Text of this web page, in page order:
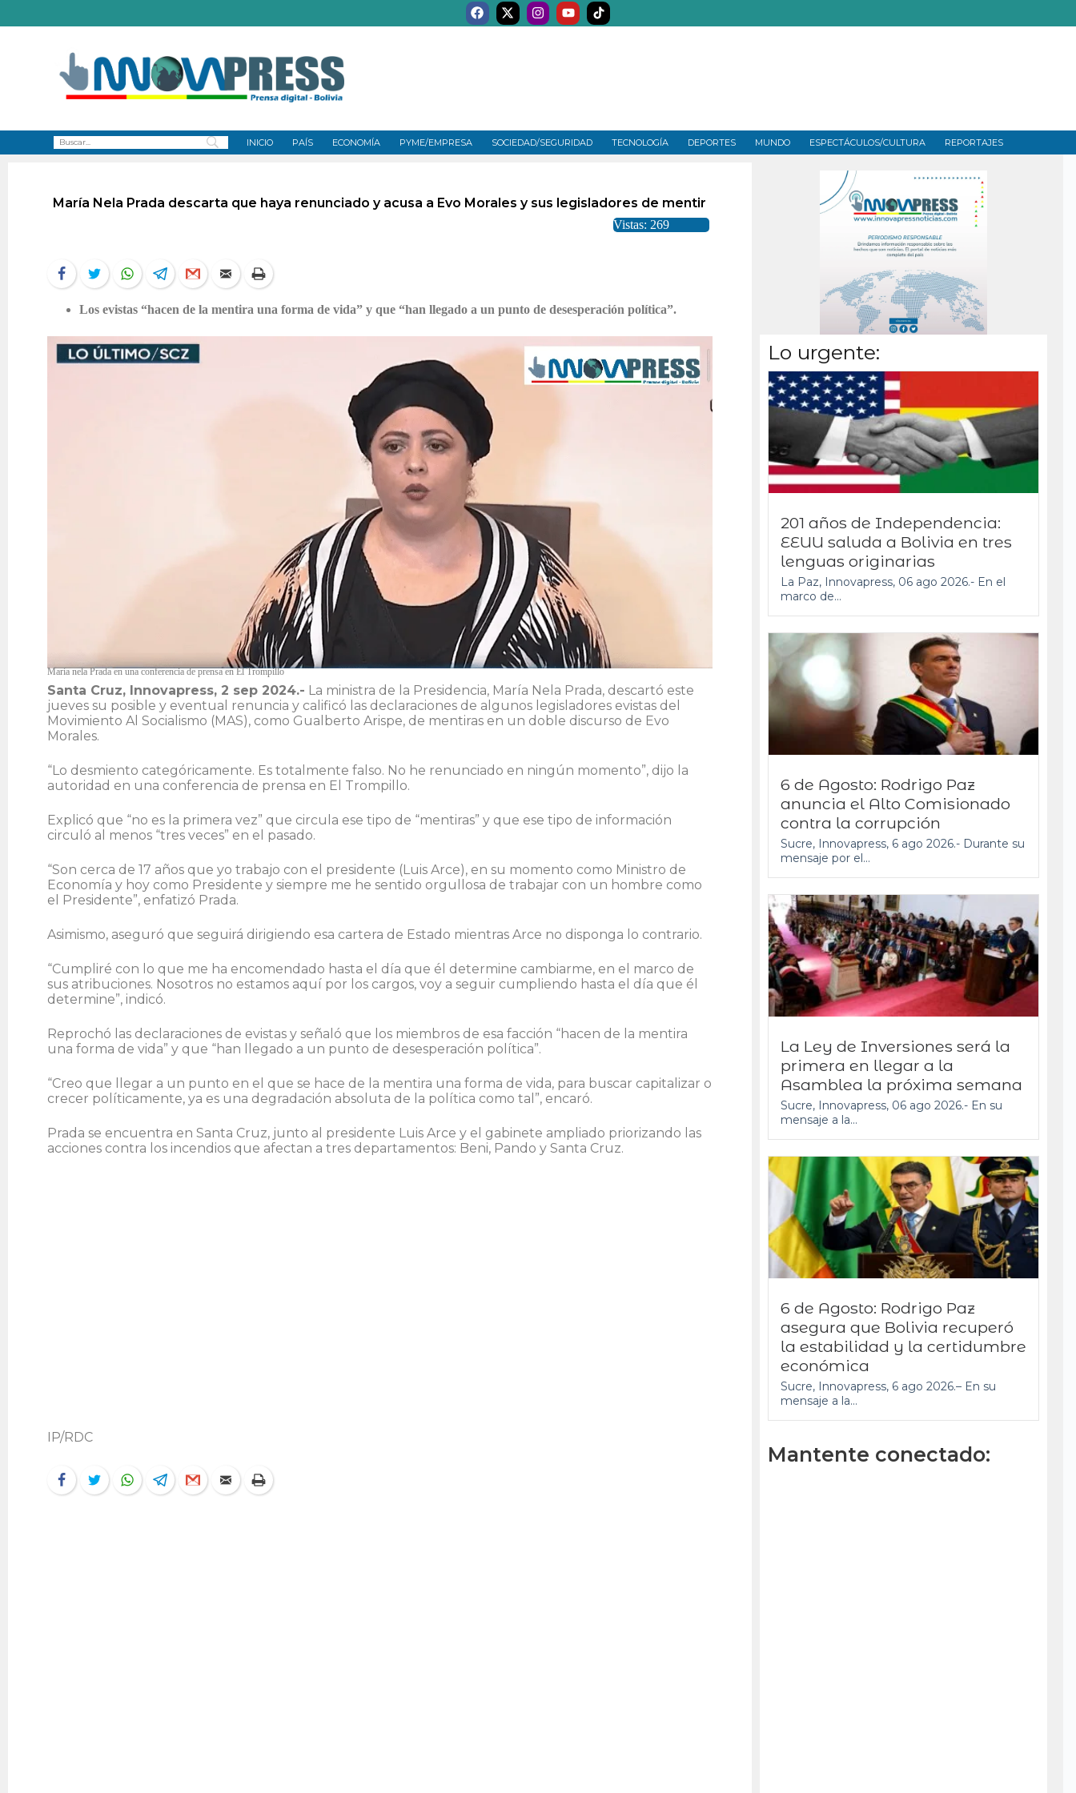
INICIO PAÍS ECONOMÍA PYME/EMPRESA SOCIEDAD/SEGURIDAD TECNOLOGÍA DEPORTES MUNDO ESPECTÁCULOS/CULTURA REPORTAJES
María Nela Prada descarta que haya renunciado y acusa a Evo Morales y sus legisladores de mentir
Vistas: 269
Los evistas “hacen de la mentira una forma de vida” y que “han llegado a un punto de desesperación política”.
María nela Prada en una conferencia de prensa en El Trompillo
Santa Cruz, Innovapress, 2 sep 2024.- La ministra de la Presidencia, María Nela Prada, descartó este
jueves su posible y eventual renuncia y calificó las declaraciones de algunos legisladores evistas del
Movimiento Al Socialismo (MAS), como Gualberto Arispe, de mentiras en un doble discurso de Evo
Morales.
“Lo desmiento categóricamente. Es totalmente falso. No he renunciado en ningún momento”, dijo la
autoridad en una conferencia de prensa en El Trompillo.
Explicó que “no es la primera vez” que circula ese tipo de “mentiras” y que ese tipo de información
circuló al menos “tres veces” en el pasado.
“Son cerca de 17 años que yo trabajo con el presidente (Luis Arce), en su momento como Ministro de
Economía y hoy como Presidente y siempre me he sentido orgullosa de trabajar con un hombre como
el Presidente”, enfatizó Prada.
Asimismo, aseguró que seguirá dirigiendo esa cartera de Estado mientras Arce no disponga lo contrario.
“Cumpliré con lo que me ha encomendado hasta el día que él determine cambiarme, en el marco de
sus atribuciones. Nosotros no estamos aquí por los cargos, voy a seguir cumpliendo hasta el día que él
determine”, indicó.
Reprochó las declaraciones de evistas y señaló que los miembros de esa facción “hacen de la mentira
una forma de vida” y que “han llegado a un punto de desesperación política”.
“Creo que llegar a un punto en el que se hace de la mentira una forma de vida, para buscar capitalizar o
crecer políticamente, ya es una degradación absoluta de la política como tal”, encaró.
Prada se encuentra en Santa Cruz, junto al presidente Luis Arce y el gabinete ampliado priorizando las
acciones contra los incendios que afectan a tres departamentos: Beni, Pando y Santa Cruz.
IP/RDC
Lo urgente:
201 años de Independencia:
EEUU saluda a Bolivia en tres
lenguas originarias
La Paz, Innovapress, 06 ago 2026.- En el
marco de...
6 de Agosto: Rodrigo Paz
anuncia el Alto Comisionado
contra la corrupción
Sucre, Innovapress, 6 ago 2026.- Durante su
mensaje por el...
La Ley de Inversiones será la
primera en llegar a la
Asamblea la próxima semana
Sucre, Innovapress, 06 ago 2026.- En su
mensaje a la...
6 de Agosto: Rodrigo Paz
asegura que Bolivia recuperó
la estabilidad y la certidumbre
económica
Sucre, Innovapress, 6 ago 2026.– En su
mensaje a la...
Mantente conectado: